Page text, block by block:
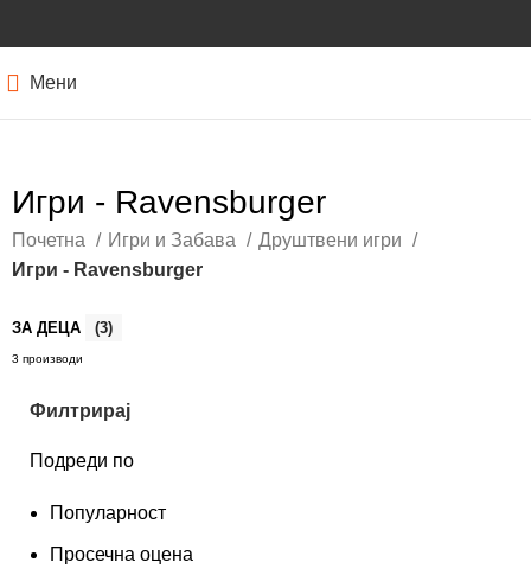
Мени
Игри - Ravensburger
Почетна Игри и Забава
Друштвени игри
Игри - Ravensburger
ЗА ДЕЦА (3)
3 производи
Филтрирај
Подреди по
Популарност
Просечна оцена